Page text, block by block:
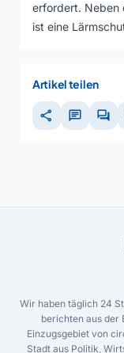
erfordert. Neben
ist eine
Artikel teilen
share chat forum
Wir haben täglich 24
berichten aus der
Einzugsgebiet von
Stadt aus Politik,